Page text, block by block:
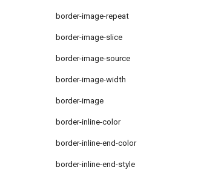
border-image-repeat
border-image-slice
border-image-source
border-image-width
border-image
border-inline-color
border-inline-end-color
border-inline-end-style